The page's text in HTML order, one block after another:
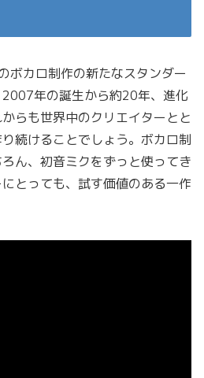
ボカロ制作の新たなスタンダー
年の誕生から約20年、進化
らも世界中のクリエイターとと
続けることでしょう。ボカロ制
ん、初音ミクをずっと使ってき
とっても、試す価値のある一作